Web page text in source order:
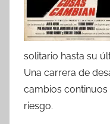
solitario hasta su
Una carrera de
cambios
riesgo.